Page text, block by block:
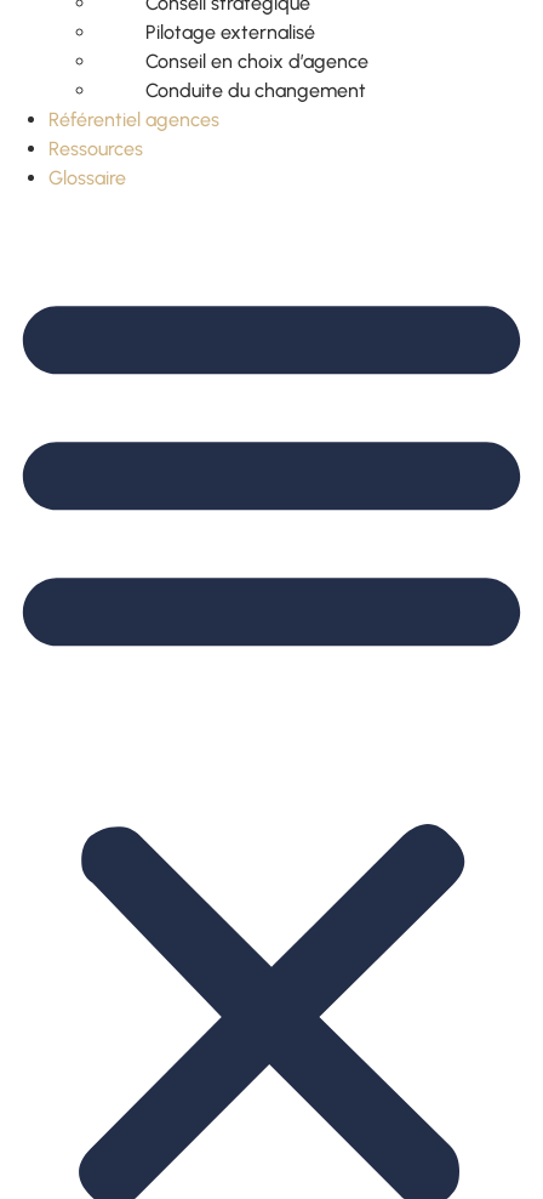
Pilotage externalisé
Conseil en choix d’agence
Conduite du changement
Référentiel agences
Ressources
Glossaire